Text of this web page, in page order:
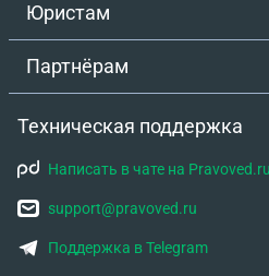
Юристам
Партнёрам
Техническая поддержка
Написать в чате на Pravoved.ru
support@pravoved.ru
Поддержка в Telegram